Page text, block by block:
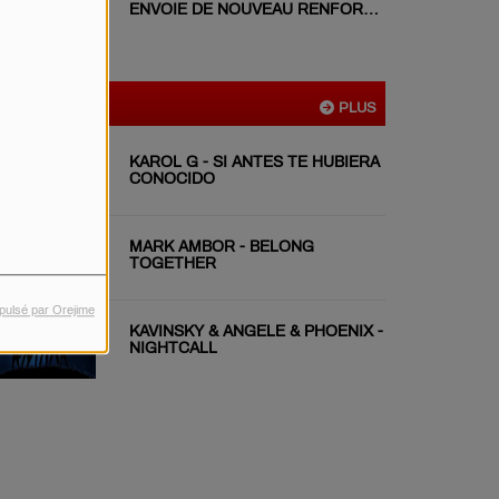
par Orejime
ENVOIE DE NOUVEAU RENFORT
PLUS
KAROL G - SI ANTES TE HUBIERA
CONOCIDO
MARK AMBOR - BELONG
TOGETHER
KAVINSKY & ANGELE & PHOENIX -
NIGHTCALL